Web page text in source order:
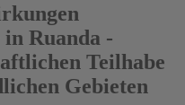
Ruanda -
Teilhabe
Gebieten